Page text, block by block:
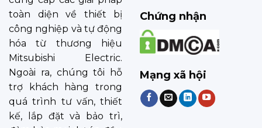
toàn diện về thiết bị
công nghiệp và tự động
hóa từ thương hiệu
Mitsubishi Electric.
Ngoài ra, chúng tôi hỗ
trợ khách hàng trong
quá trình tư vấn, thiết
kế, lắp đặt và bảo trì,
Chứng nhận
Mạng xã hội